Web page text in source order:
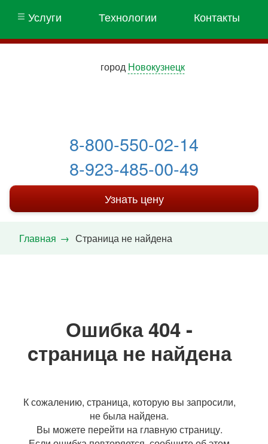
Услуги Технологии Контакты
город Новокузнецк
8-800-550-02-14
8-923-485-00-49
Узнать цену
Главная Страница не найдена
Ошибка 404 -
cтраница не найдена
К сожалению, страница, которую вы запросили,
не была найдена.
Вы можете перейти на главную страницу.